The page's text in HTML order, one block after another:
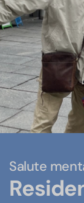
Salute